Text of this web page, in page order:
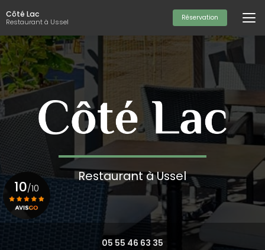
au
contenu
principal
Côté Lac
Restaurant à Ussel Réservation
Restaurant à Ussel
05 55 46 63 35
10/10
Voir le certificat